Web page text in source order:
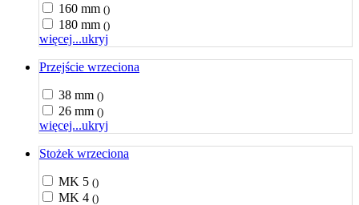
160 mm ()
180 mm ()
więcej...ukryj
Przejście wrzeciona
38 mm ()
26 mm ()
więcej...ukryj
Stożek wrzeciona
MK 5 ()
MK 4 ()